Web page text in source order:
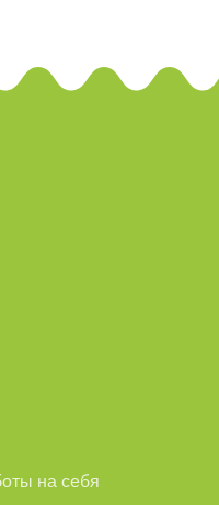
на себя